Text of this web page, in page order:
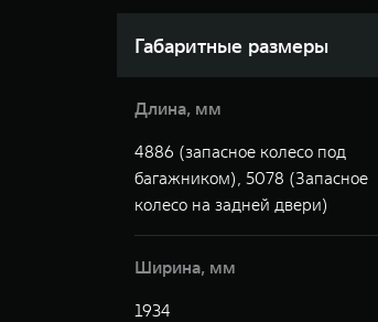
Габаритные размеры
Длина, мм
4886 (запасное колесо под
багажником), 5078 (Запасное
колесо на задней двери)
Ширина, мм
1934